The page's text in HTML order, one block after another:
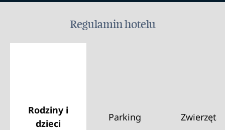
Regulamin hotelu
Rodziny i
dzieci
Parking Zwierzęta